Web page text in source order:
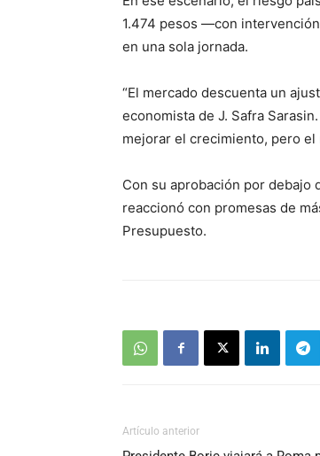
1.474 pesos —con
en una sola jornada.
“El mercado descuenta un
economista de J. Safra
mejorar el crecimiento, pero
Con su aprobación por debajo
reaccionó con promesas de
Presupuesto.
Artículo anterior